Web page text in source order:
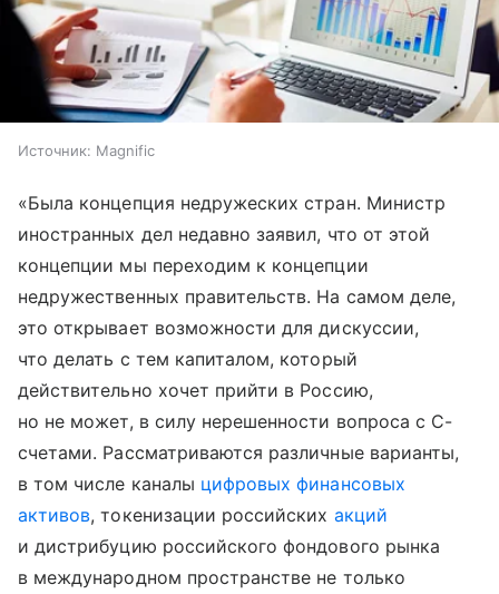
Источник: Magnific
«Была концепция недружеских стран. Министр
иностранных дел недавно заявил, что от этой
концепции мы переходим к концепции
недружественных правительств. На самом деле,
это открывает возможности для дискуссии,
что делать с тем капиталом, который
действительно хочет прийти в Россию,
но не может, в силу нерешенности вопроса с С-
счетами. Рассматриваются различные варианты,
в том числе каналы цифровых финансовых
активов, токенизации российских акций
и дистрибуцию российского фондового рынка
в международном пространстве не только